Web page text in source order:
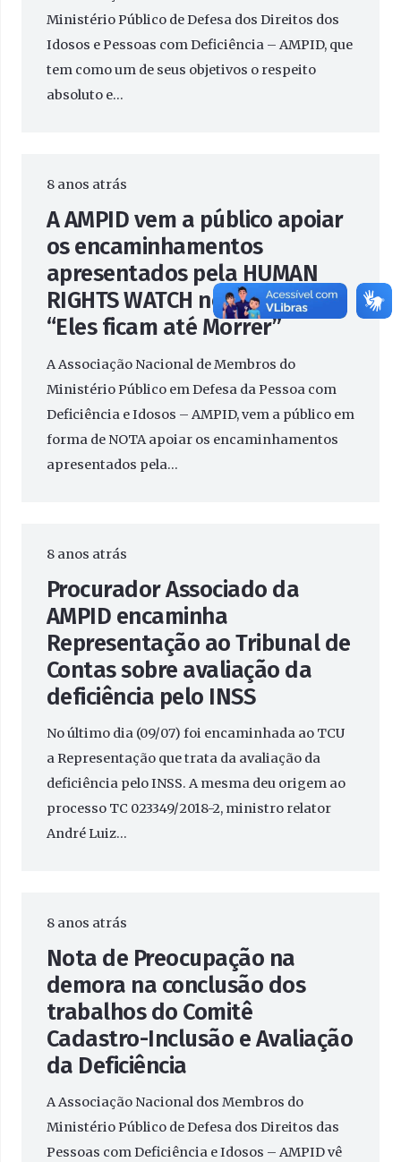
Ministério Público de Defesa dos Direitos dos
Idosos e Pessoas com Deficiência – AMPID, que
tem como um de seus objetivos o respeito
absoluto e…
8 anos atrás
A AMPID vem a público apoiar
os encaminhamentos
apresentados pela HUMAN
RIGHTS WATCH no relatório
“Eles ficam até Morrer”
A Associação Nacional de Membros do
Ministério Público em Defesa da Pessoa com
Deficiência e Idosos – AMPID, vem a público em
forma de NOTA apoiar os encaminhamentos
apresentados pela…
8 anos atrás
Procurador Associado da
AMPID encaminha
Representação ao Tribunal de
Contas sobre avaliação da
deficiência pelo INSS
No último dia (09/07) foi encaminhada ao TCU
a Representação que trata da avaliação da
deficiência pelo INSS. A mesma deu origem ao
processo TC 023349/2018-2, ministro relator
André Luiz…
8 anos atrás
Nota de Preocupação na
demora na conclusão dos
trabalhos do Comitê
Cadastro-Inclusão e Avaliação
da Deficiência
A Associação Nacional dos Membros do
Ministério Público de Defesa dos Direitos das
Pessoas com Deficiência e Idosos – AMPID vê